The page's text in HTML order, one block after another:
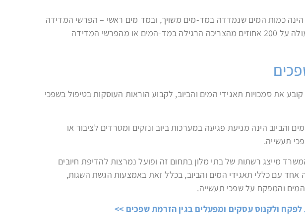
הינה כמות המים שנמדדה במד-מים משויך, ובמד מים ראשי – הפרשי המדידה
שנמדדו, השווה או העולה על 200 אחוזים מהצריכה הרגילה במד-המים או מהפרשי המדידה
קובע את סמכויות תאגידי המים והביוב, לקבוע הוראות העוסקות בטיפול בשפכי
והביוב הינה מניעת פגיעה במערכות ביוב ונזקים ומטרדים לציבור או
תעשייה.
מייצג רשתות של בתי מלון בתחום זה ופועל נמרצות להדיפת חיובים
אחד עם כללי תאגידי המים והביוב, בכלל זאת באמצעות הגשת השגות,
והמפקח על שפכי תעשייה.
ולקנוס עסקים ומפעלים בגין הזרמת שפכים >>